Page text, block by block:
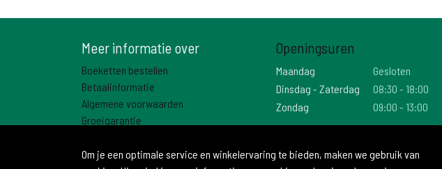
Meer informatie over
Boeketten bestellen
Betaalinformatie
Algemene voorwaarden
Groeigarantie
Openingsuren
Maandag
Gesloten
Dinsdag - Zaterdag
08:30 - 18:00
Zondag
09:00 - 13:00
Om je een optimale service en winkelervaring te bieden, maken we gebruik van